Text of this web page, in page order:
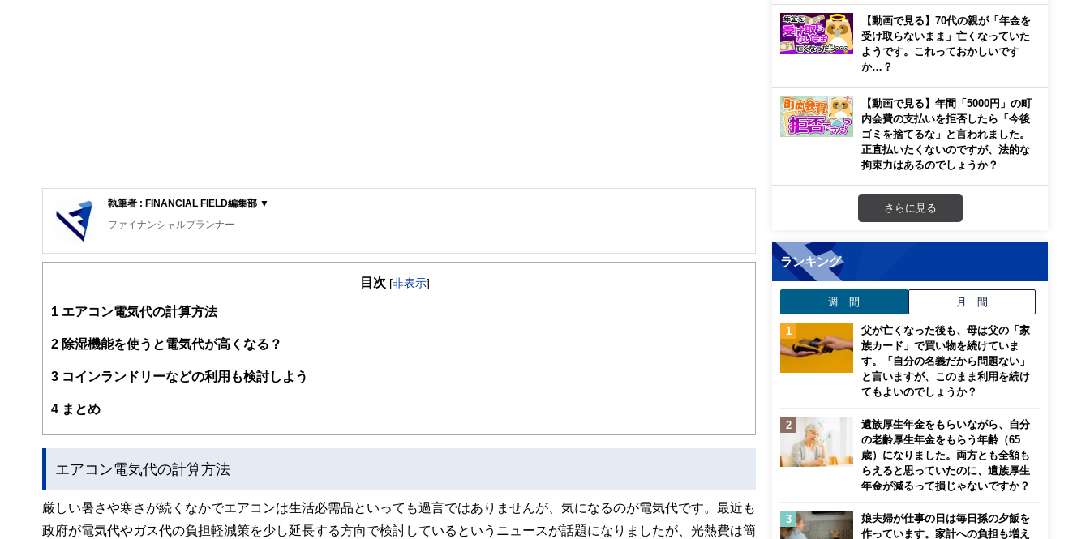
執筆者 : FINANCIAL FIELD編集部 ▼
ファイナンシャルプランナー
FinancialField編集部は、金融、経済に関する記事を、日々の暮らしにどのような影響を与えるかという視点で、お金の知識がない方でも理解でき
案から記事掲載まですべての工程に関わることで、読者目線のコンテンツを追求しています。
FinancialFieldの特徴は、ファイナンシャルプランナー、弁護士、税理士、宅地建物取引士、相続診断士、住宅ローンアドバイザー、DCプランナ
ー、公認会計士、社会保険労務士、行政書士、投資アナリスト、キャリアコンサルタントなど150名以上の有資格者を執筆者・監修者として迎
私たちは、快適でより良い生活のアイデアを提供するお金のコンシェルジュを目指します。
目次 [非表示]
1 エアコン電気代の計算方法
2 除湿機能を使うと電気代が高くなる？
3 コインランドリーなどの利用も検討しよう
4 まとめ
エアコン電気代の計算方法
厳しい暑さや寒さが続くなかでエアコンは生活必需品といっても過言ではありませんが、気になるのが電気代です。最近も
政府が電気代やガス代の負担軽減策を少し延長する方向で検討しているというニュースが話題になりましたが、光熱費は簡
【動画で見る】70代の親が「年金を
受け取らないまま」亡くなっていた
ようです。これっておかしいです
か…？
【動画で見る】年間「5000円」の町
内会費の支払いを拒否したら「今後
ゴミを捨てるな」と言われました。
正直払いたくないのですが、法的な
拘束力はあるのでしょうか？
さらに見る
ランキング
週 間 月 間
父が亡くなった後も、母は父の「家
族カード」で買い物を続けていま
す。「自分の名義だから問題ない」
と言いますが、このまま利用を続け
てもよいのでしょうか？
遺族厚生年金をもらいながら、自分
の老齢厚生年金をもらう年齢（65
歳）になりました。両方とも全額も
らえると思っていたのに、遺族厚生
年金が減るって損じゃないですか？
娘夫婦が仕事の日は毎日孫の夕飯を
作っています。家計への負担も増え